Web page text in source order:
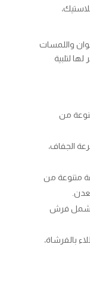
واللمسات
لتلبية
من
الجفاف،
متنوعة من
تشمل فرش
بالفرشاة،